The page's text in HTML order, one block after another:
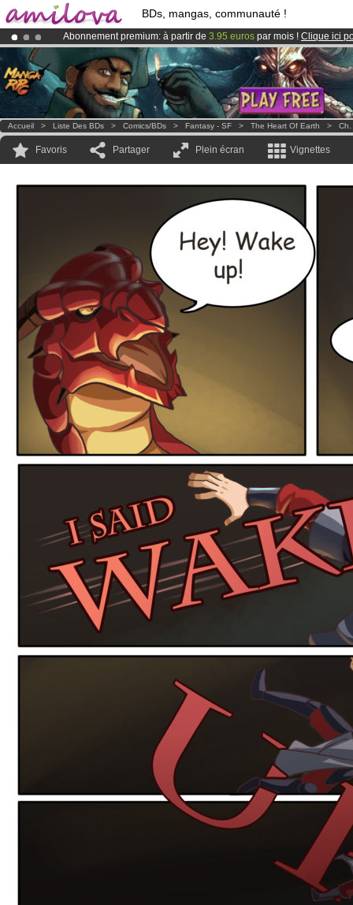
BDs, mangas, communauté !
Abonnement premium: à partir de 3.95 euros par mois ! Clique ici
LeKickstarter Amilova est désormais lancé!.
Déjà 100000membreset 1000BDs & Mangas!
Accueil > Liste Des BDs > Comics/BDs > Fantasy - SF > The Heart Of Earth > Ch.
Favoris Partager Plein écran Vignettes